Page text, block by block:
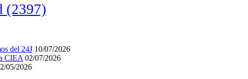
(2397)
del 24J 10/07/2026
CIEA 02/07/2026
05/2026